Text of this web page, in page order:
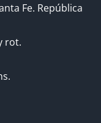
Fe. República
rot.